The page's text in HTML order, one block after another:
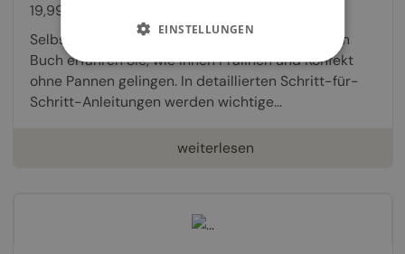
19,99 €
Selbst gemachte Pralinen sind der Hit. In diesem
Buch erfahren Sie, wie Ihnen Pralinen und Konfekt
ohne Pannen gelingen. In detaillierten Schritt-für-
Schritt-Anleitungen werden wichtige...
weiterlesen
EINSTELLUNGEN